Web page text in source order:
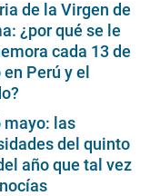
de la Virgen de
¿por qué se le
cada 13 de
en Perú y el
mayo: las
del quinto
año que tal vez